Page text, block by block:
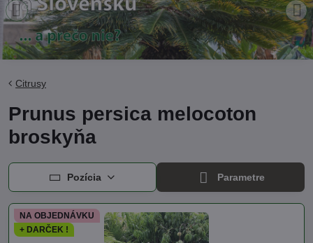
Citrusy
Prunus persica melocoton
broskyňa
Pozícia Parametre
NA OBJEDNÁVKU
+ DARČEK !